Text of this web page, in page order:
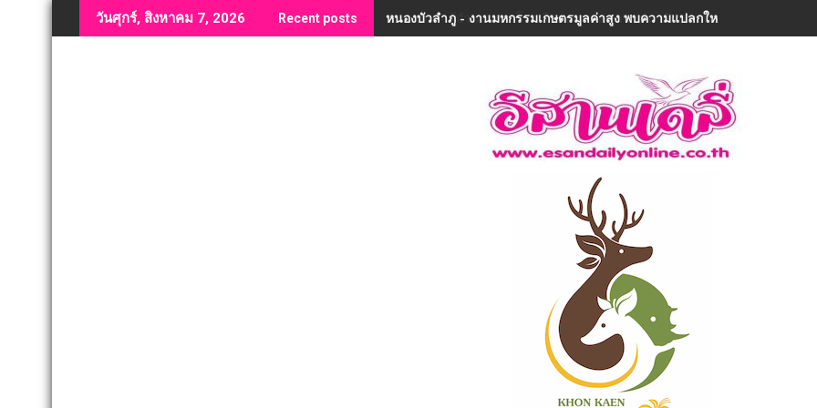
to
วันศุกร์, สิงหาคม 7, 2026 Recent posts หนองบัวลำภู - งานมหกรรมเกษตรมูลค่าสูง พบความแปลกใหม่ในรอบ 32 ปีเ